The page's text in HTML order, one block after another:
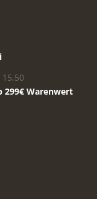
299€ Warenwert